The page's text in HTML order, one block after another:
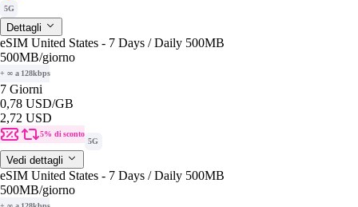
5G
Dettagli
eSIM United States - 7 Days / Daily 500MB
500MB/giorno
+ ∞ a 128kbps
7 Giorni
0,78 USD/GB
2,72 USD
5% di sconto
5G
Vedi dettagli
eSIM United States - 7 Days / Daily 500MB
500MB/giorno